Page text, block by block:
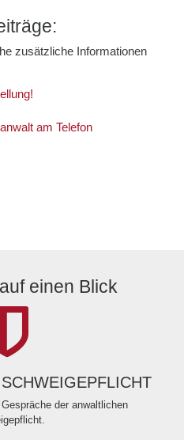
zusätzliche Informationen
am Telefon
einen Blick
der anwaltlichen